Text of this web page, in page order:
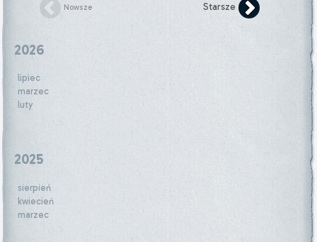
Nowsze Starsze
2026
lipiec
marzec
luty
2025
sierpień
kwiecień
marzec